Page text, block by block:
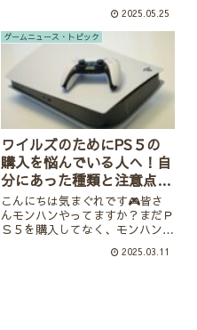
て、後で「知っておきたかった」
と感じるポイントを紹介していき
ます。楽しむことを重視している
ので、スピード重視のひとに向
き...
2025.05.25
ゲームニュース・トピック
ワイルズのためにPS５の
購入を悩んでいる人へ！自
分にあった種類と注意点の
紹介！
こんにちは気まぐれです🎮皆さ
んモンハンやってますか？まだＰ
Ｓ５を購入してなく、モンハンワ
る方も多いのではないでしょう
2025.03.11